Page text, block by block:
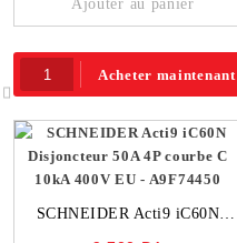
Ajouter au panier
Acheter maintenant
SCHNEIDER Acti9 iC60N